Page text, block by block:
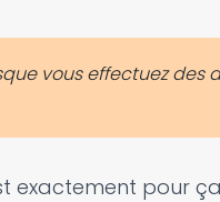
vous effectuez
exactement pour